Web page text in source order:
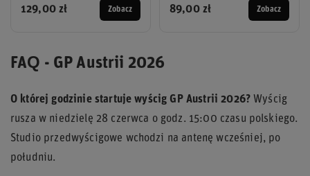
129,00 zł Zobacz 89,00 zł Zobacz
FAQ - GP Austrii 2026
O której godzinie startuje wyścig GP Austrii 2026? Wyścig
rusza w niedzielę 28 czerwca o godz. 15:00 czasu polskiego.
Studio przedwyścigowe wchodzi na antenę wcześniej, po
południu.